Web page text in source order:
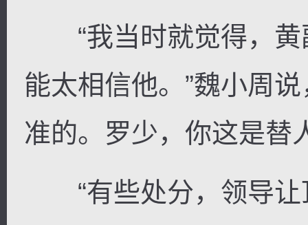
“我当时就觉得，黄
能太相信他。”魏小周
准的。罗少，你这是替
“有些处分，领导让